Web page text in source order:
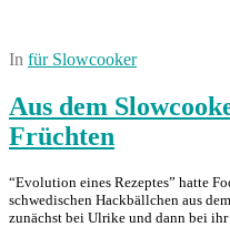
In für Slowcooker
Aus dem
Früchten
“Evolution eines Rezeptes” hatte
schwedischen Hackbällchen aus
zunächst bei Ulrike und dann bei